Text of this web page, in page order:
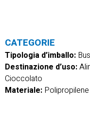
CATEGORIE
Tipologia d’imballo:
Destinazione d’uso:
Cioccolato
Materiale: Polipropilene